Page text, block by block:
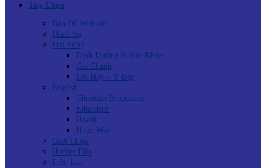
Tùy Chọn
Bản Đồ Website
Danh Bạ
Đời Sống
Dinh Dưỡng & Sức Khỏe
Gia Chánh
Lời Hay – Ý Đẹp
English
Christian Broadcasts
Education
Health
Hope Way
Giới Thiệu
Hướng Dẫn
Liên Lạc